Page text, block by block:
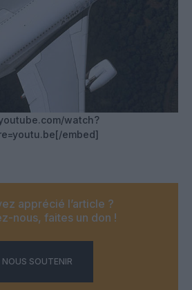
watch?
embed]
apprécié l’article ?
nous, faites un don !
NOUS SOUTENIR